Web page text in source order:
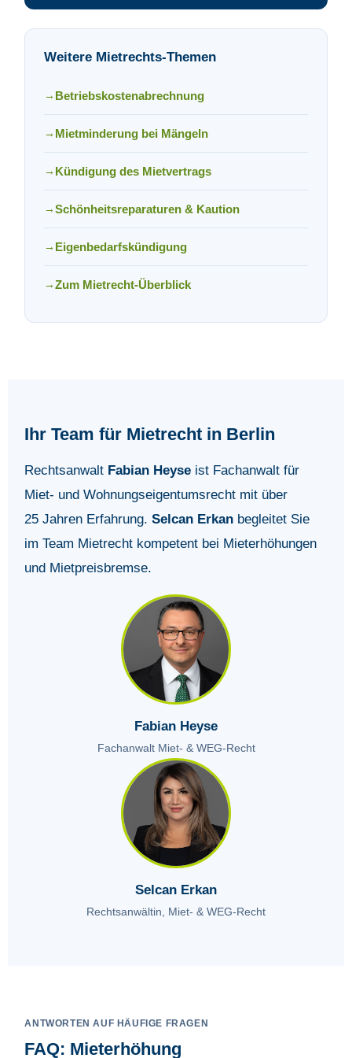
Weitere Mietrechts-Themen
→ Betriebskostenabrechnung
→ Mietminderung bei Mängeln
→ Kündigung des Mietvertrags
→Schönheitsreparaturen & Kaution
→ Eigenbedarfskündigung
→ Zum Mietrecht-Überblick
Ihr Team für Mietrecht in Berlin
Rechtsanwalt Fabian Heyse ist Fachanwalt für
Miet- und Wohnungseigentumsrecht mit über
25 Jahren Erfahrung.Selcan Erkan begleitet Sie
im Team Mietrecht kompetent bei Mieterhöhungen
und Mietpreisbremse.
Fabian Heyse
Fachanwalt Miet- & WEG-Recht
Selcan Erkan
Rechtsanwältin, Miet- & WEG-Recht
ANTWORTEN AUF HÄUFIGE FRAGEN
FAQ: Mieterhöhung